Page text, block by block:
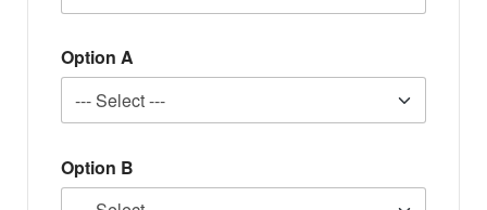
Option A
Option B